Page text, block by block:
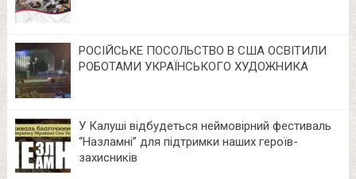
РОСІЙСЬКЕ ПОСОЛЬСТВО В США ОСВІТИЛИ
РОБОТАМИ УКРАЇНСЬКОГО ХУДОЖНИКА
У Калуші відбудеться неймовірний фестиваль
“Назламні” для підтримки наших героїв-
захисників